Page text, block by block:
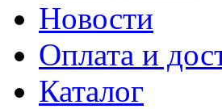
Новости
Оплата и
Каталог